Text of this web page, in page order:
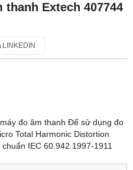
Extech 407744
LINKEDIN
đo âm thanh Để sử dụng đo
Total Harmonic Distortion
IEC 60.942 1997-1911